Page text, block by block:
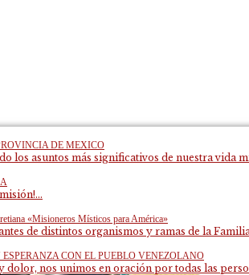
DE MEXICO
los asuntos más significativos de nuestra vida
«Misioneros Místicos para América»
de distintos organismos y ramas de la
CON EL PUEBLO VENEZOLANO
dolor, nos unimos en oración por todas las